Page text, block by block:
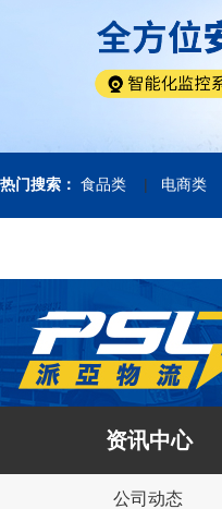
热门搜索： 食品类 | 电商类
资讯中心
公司动态